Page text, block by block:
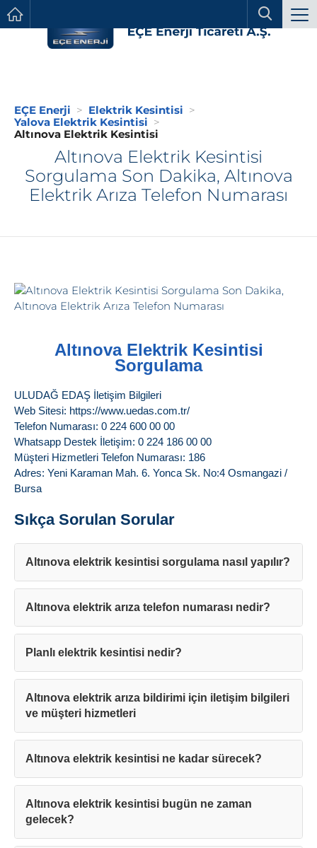
EÇE Enerji
Elektrik Kesintisi
Yalova Elektrik Kesintisi
Altınova Elektrik Kesintisi
Altınova Elektrik Kesintisi
Sorgulama Son Dakika, Altınova
Elektrik Arıza Telefon Numarası
Altınova Elektrik Kesintisi
Sorgulama
ULUDAĞ EDAŞ İletişim Bilgileri
Web Sitesi: https://www.uedas.com.tr/
Telefon Numarası: 0 224 600 00 00
Whatsapp Destek İletişim: 0 224 186 00 00
Müşteri Hizmetleri Telefon Numarası: 186
Adres: Yeni Karaman Mah. 6. Yonca Sk. No:4 Osmangazi /
Bursa
Sıkça Sorulan Sorular
Altınova elektrik kesintisi sorgulama nasıl yapılır?
Altınova elektrik arıza telefon numarası nedir?
Planlı elektrik kesintisi nedir?
Altınova elektrik arıza bildirimi için iletişim bilgileri
ve müşteri hizmetleri
Altınova elektrik kesintisi ne kadar sürecek?
Altınova elektrik kesintisi bugün ne zaman
gelecek?